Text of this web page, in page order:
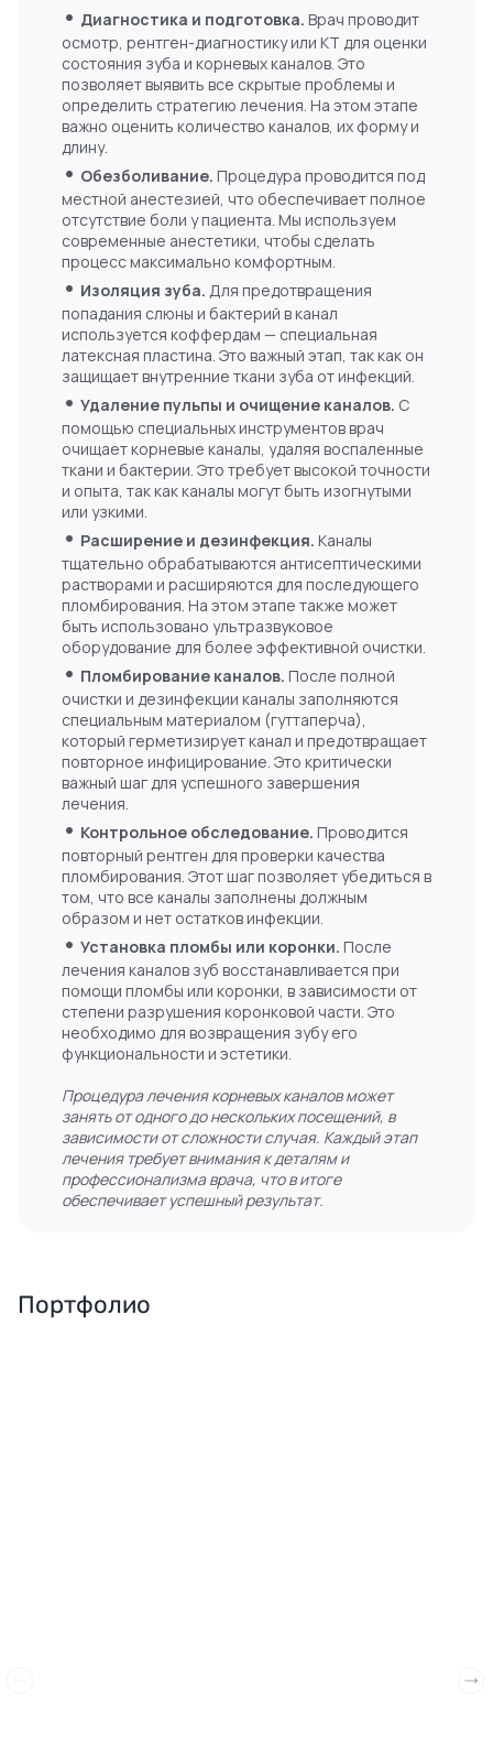
• Диагностика и подготовка. Врач проводит
осмотр, рентген-диагностику или КТ для оценки
состояния зуба и корневых каналов. Это
позволяет выявить все скрытые проблемы и
определить стратегию лечения. На этом этапе
важно оценить количество каналов, их форму и
длину.
• Обезболивание. Процедура проводится под
местной анестезией, что обеспечивает полное
отсутствие боли у пациента. Мы используем
современные анестетики, чтобы сделать
процесс максимально комфортным.
• Изоляция зуба. Для предотвращения
попадания слюны и бактерий в канал
используется коффердам — специальная
латексная пластина. Это важный этап, так как он
защищает внутренние ткани зуба от инфекций.
• Удаление пульпы и очищение каналов. С
помощью специальных инструментов врач
очищает корневые каналы, удаляя воспаленные
ткани и бактерии. Это требует высокой точности
и опыта, так как каналы могут быть изогнутыми
или узкими.
• Расширение и дезинфекция. Каналы
тщательно обрабатываются антисептическими
растворами и расширяются для последующего
пломбирования. На этом этапе также может
быть использовано ультразвуковое
оборудование для более эффективной очистки.
• Пломбирование каналов. После полной
очистки и дезинфекции каналы заполняются
специальным материалом (гуттаперча),
который герметизирует канал и предотвращает
повторное инфицирование. Это критически
важный шаг для успешного завершения
лечения.
• Контрольное обследование. Проводится
повторный рентген для проверки качества
пломбирования. Этот шаг позволяет убедиться в
том, что все каналы заполнены должным
образом и нет остатков инфекции.
• Установка пломбы или коронки. После
лечения каналов зуб восстанавливается при
помощи пломбы или коронки, в зависимости от
степени разрушения коронковой части. Это
необходимо для возвращения зубу его
функциональности и эстетики.
Процедура лечения корневых каналов может
занять от одного до нескольких посещений, в
зависимости от сложности случая. Каждый этап
лечения требует внимания к деталям и
профессионализма врача, что в итоге
обеспечивает успешный результат.
Портфолио